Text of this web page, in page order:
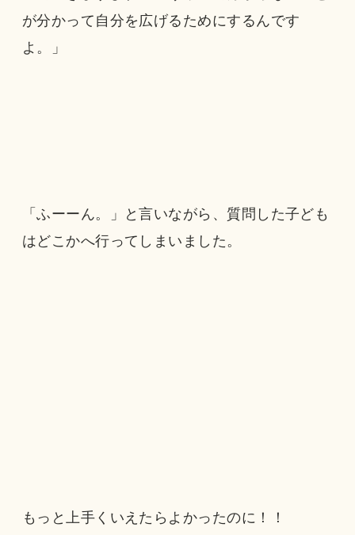
が分かって自分を広げるためにするんです
よ。」
「ふーーん。」と言いながら、質問した子ども
はどこかへ行ってしまいました。
もっと上手くいえたらよかったのに！！